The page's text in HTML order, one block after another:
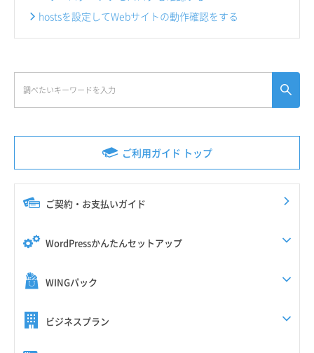
ご利用ガイド トップ
ご契約・お支払いガイド
WordPressかんたんセットアップ
WINGパック
ビジネスプラン
hostsを設定してWebサイトの動作確認をする